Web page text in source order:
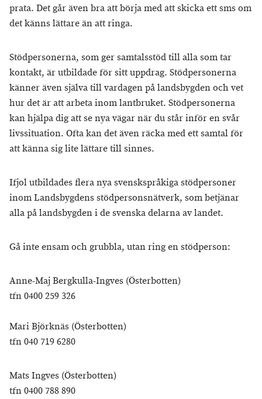
prata. Det går även bra att börja med att skicka ett sms om
det känns lättare än att ringa.
Stödpersonerna, som ger samtalsstöd till alla som tar
kontakt, är utbildade för sitt uppdrag. Stödpersonerna
känner även själva till vardagen på landsbygden och vet
hur det är att arbeta inom lantbruket. Stödpersonerna
kan hjälpa dig att se nya vägar när du står inför en svår
livssituation. Ofta kan det även räcka med ett samtal för
att känna sig lite lättare till sinnes.
Ifjol utbildades flera nya svenskspråkiga stödpersoner
inom Landsbygdens stödpersonsnätverk, som betjänar
alla på landsbygden i de svenska delarna av landet.
Gå inte ensam och grubbla, utan ring en stödperson:
Anne-Maj Bergkulla-Ingves (Österbotten)
tfn 0400 259 326
Mari Björknäs (Österbotten)
tfn 040 719 6280
Mats Ingves (Österbotten)
tfn 0400 788 890